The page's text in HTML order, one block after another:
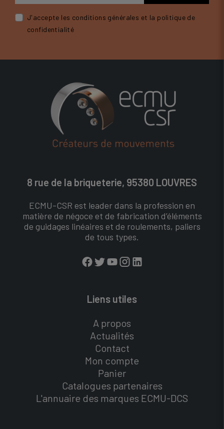
J'accepte les conditions générales et la politique de
confidentialité
8 rue de la briqueterie, 95380 LOUVRES
ECMU-CSR est leader dans la profession en
matière de négoce et de fabrication d’éléments
de guidages linéaires et de roulements, paliers
de tous types.
Liens utiles
A propos
Actualités
Contact
Mon compte
Panier
Catalogues partenaires
L'annuaire des marques ECMU-DCS